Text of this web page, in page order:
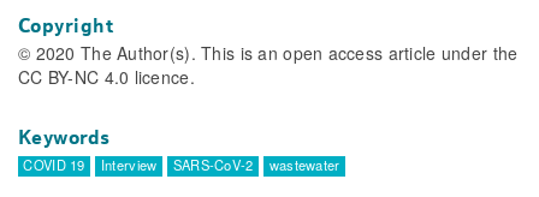
Copyright
© 2020 The Author(s). This is an open access article under the
CC BY-NC 4.0 licence.
Keywords
COVID 19 Interview SARS-CoV-2 wastewater